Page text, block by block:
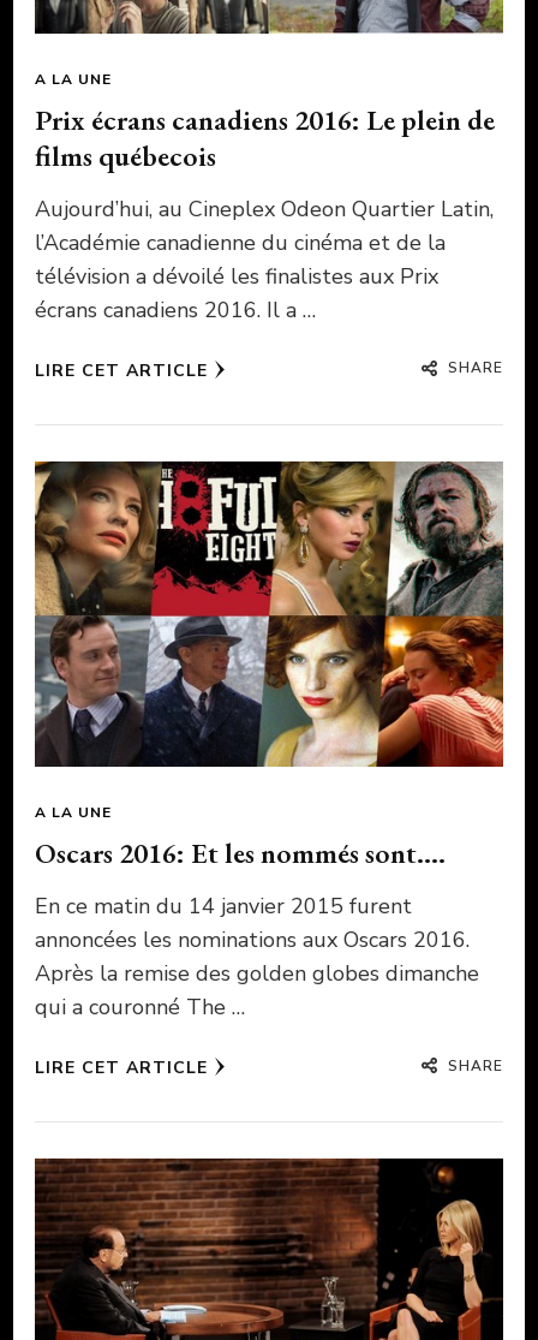
A LA UNE
Prix écrans canadiens 2016: Le plein de
films québecois
Aujourd’hui, au Cineplex Odeon Quartier Latin,
l’Académie canadienne du cinéma et de la
télévision a dévoilé les finalistes aux Prix
écrans canadiens 2016. Il a …
LIRE CET ARTICLE SHARE
A LA UNE
Oscars 2016: Et les nommés sont….
En ce matin du 14 janvier 2015 furent
annoncées les nominations aux Oscars 2016.
Après la remise des golden globes dimanche
qui a couronné The …
LIRE CET ARTICLE SHARE